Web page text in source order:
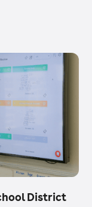
District